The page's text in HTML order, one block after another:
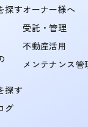
探す
探す
グ
オーナー様へ
受託・管理
不動産活用
メンテナンス管